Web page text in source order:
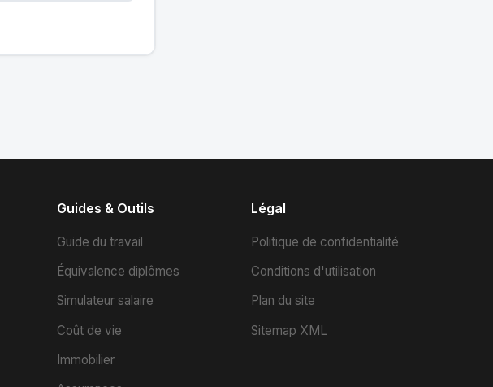
Guides & Outils
Guide du travail
Équivalence diplômes
Simulateur salaire
Coût de vie
Immobilier
Légal
Politique de confidentialité
Conditions d'utilisation
Plan du site
Sitemap XML